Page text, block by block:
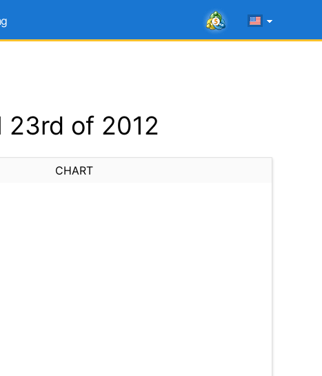
23rd of 2012
CHART